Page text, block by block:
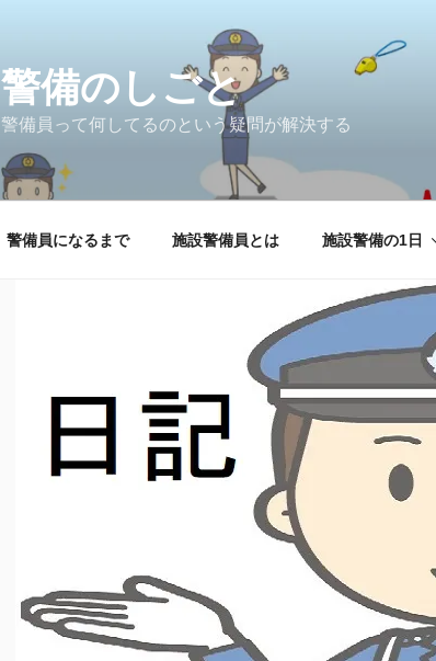
警備のしごと
警備員って何してるのという疑問が解決する
警備員になるまで 施設警備員とは 施設警備の1日